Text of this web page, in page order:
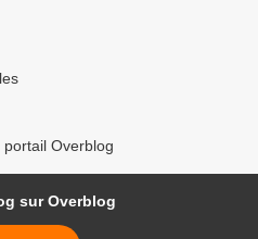
Overblog
sur Overblog